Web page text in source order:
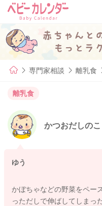
専門家相談 離乳食
離乳食
かつおだしの
ゆう
かぼちゃなどの野菜をペー
っただしで伸ばしてしまっ